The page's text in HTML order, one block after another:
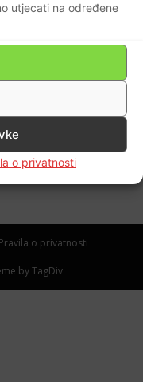
utjecati na određene
o privatnosti
I RAČUNI: Stižu
“Za Dom
ispostavio
pozdrava “Za
Pravila o privatnosti
by TagDiv